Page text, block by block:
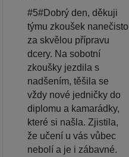
#5#Dobrý den, děkuji
týmu zkoušek nanečisto
za skvělou přípravu
dcery. Na sobotní
zkoušky jezdila s
nadšením, těšila se
vždy nové jedničky do
diplomu a kamarádky,
které si našla. Zjistila,
že učení u vás vůbec
nebolí a je i zábavné.